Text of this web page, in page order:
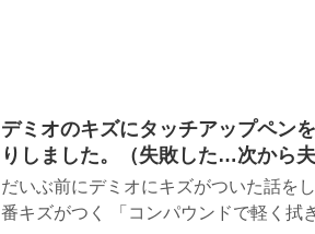
デミオのキズにタッチアップペン
りしました。（失敗した…次から夫
だいぶ前にデミオにキズがついた話を
番キズがつく 「コンパウンドで軽く拭